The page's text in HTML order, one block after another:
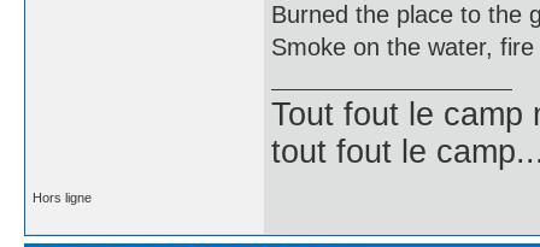
Burned the place to the
Smoke on the water,
Tout fout le camp
tout fout le
Hors ligne